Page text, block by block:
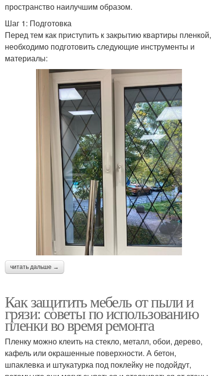
пространство наилучшим образом.
Шаг 1: Подготовка
Перед тем как приступить к закрытию квартиры пленкой,
необходимо подготовить следующие инструменты и
материалы:
читать дальше →
Как защитить мебель от пыли и
грязи: советы по использованию
пленки во время ремонта
Пленку можно клеить на стекло, металл, обои, дерево,
кафель или окрашенные поверхности. А бетон,
шпаклевка и штукатурка под поклейку не подойдут,